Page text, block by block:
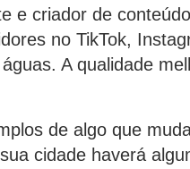
e criador de
no TikTok,
A qualidade
algo que muda o
cidade haverá